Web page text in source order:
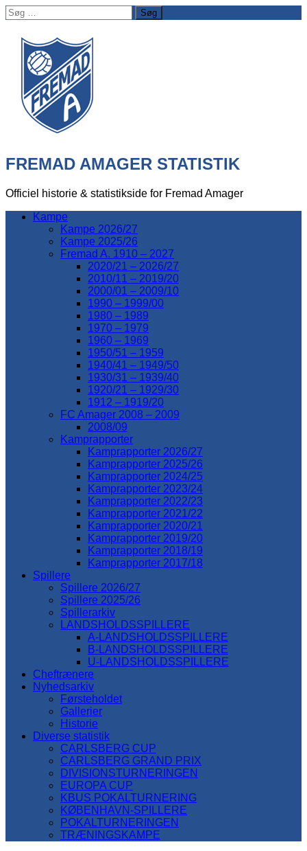
Søg
efter:
FREMAD AMAGER STATISTIK
Officiel historie & statistikside for Fremad Amager
Kampe
Kampe 2026/27
Kampe 2025/26
Fremad A. 1910 – 2027
2020/21 – 2026/27
2010/11 – 2019/20
2000/01 – 2009/10
1990 – 1999/00
1980 – 1989
1970 – 1979
1960 – 1969
1950/51 – 1959
1940/41 – 1949/50
1930/31 – 1939/40
1920/21 – 1929/30
1912 – 1919/20
FC Amager 2008 – 2009
2008/09
Kamprapporter
Kamprapporter 2026/27
Kamprapporter 2025/26
Kamprapporter 2024/25
Kamprapporter 2023/24
Kamprapporter 2022/23
Kamprapporter 2021/22
Kamprapporter 2020/21
Kamprapporter 2019/20
Kamprapporter 2018/19
Kamprapporter 2017/18
Spillere
Spillere 2026/27
Spillere 2025/26
Spillerarkiv
LANDSHOLDSSPILLERE
A-LANDSHOLDSSPILLERE
B-LANDSHOLDSSPILLERE
U-LANDSHOLDSSPILLERE
Cheftrænere
Nyhedsarkiv
Førsteholdet
Gallerier
Historie
Diverse statistik
CARLSBERG CUP
CARLSBERG GRAND PRIX
DIVISIONSTURNERINGEN
EUROPA CUP
KBUS POKALTURNERING
KØBENHAVN-SPILLERE
POKALTURNERINGEN
TRÆNINGSKAMPE